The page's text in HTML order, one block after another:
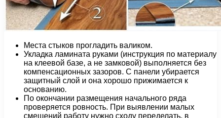
Места стыков прогладить валиком.
Укладка ламината руками (инструкция по материалу
на клеевой базе, а не замковой) выполняется без
компенсационных зазоров. С панели убирается
защитный слой и она хорошо прижимается к
основанию.
По окончании размещения начального ряда
проверяется ровность. При выявлении малых
смещений работу нужно сходу переделать, в